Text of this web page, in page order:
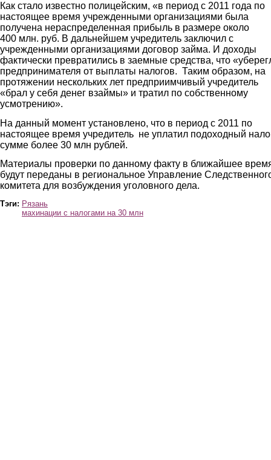
Как стало известно полицейским, «в период с 2011 года по
настоящее время учрежденными организациями была
получена нераспределенная прибыль в размере около
400 млн. руб. В дальнейшем учредитель заключил с
учрежденными организациями договор займа. И доходы
фактически превратились в заемные средства, что
предпринимателя от выплаты налогов. Таким образом, на
протяжении нескольких лет предприимчивый учредитель
«брал у себя денег взаймы» и тратил по собственному
усмотрению».
На данный момент установлено, что в период с 2011 по
настоящее время учредитель не уплатил подоходный
сумме более 30 млн рублей.
Материалы проверки по данному факту в ближайшее
будут переданы в региональное Управление
комитета для возбуждения уголовного дела.
Тэги: Рязань
махинации с налогами на 30 млн